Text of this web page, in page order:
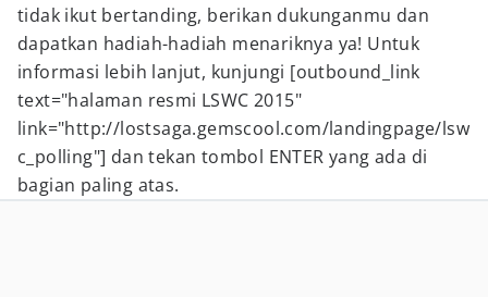
tidak ikut bertanding, berikan dukunganmu dan
dapatkan hadiah-hadiah menariknya ya! Untuk
informasi lebih lanjut, kunjungi [outbound_link
text="halaman resmi LSWC 2015"
link="http://lostsaga.gemscool.com/landingpage/lsw
c_polling"] dan tekan tombol ENTER yang ada di
bagian paling atas.